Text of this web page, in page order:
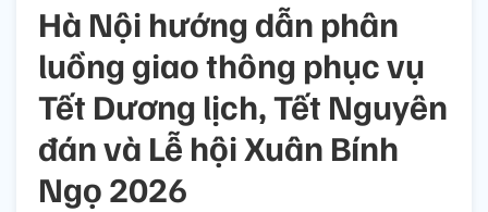
Hà Nội hướng dẫn phân
luồng giao thông phục vụ
Tết Dương lịch, Tết Nguyên
đán và Lễ hội Xuân Bính
Ngọ 2026